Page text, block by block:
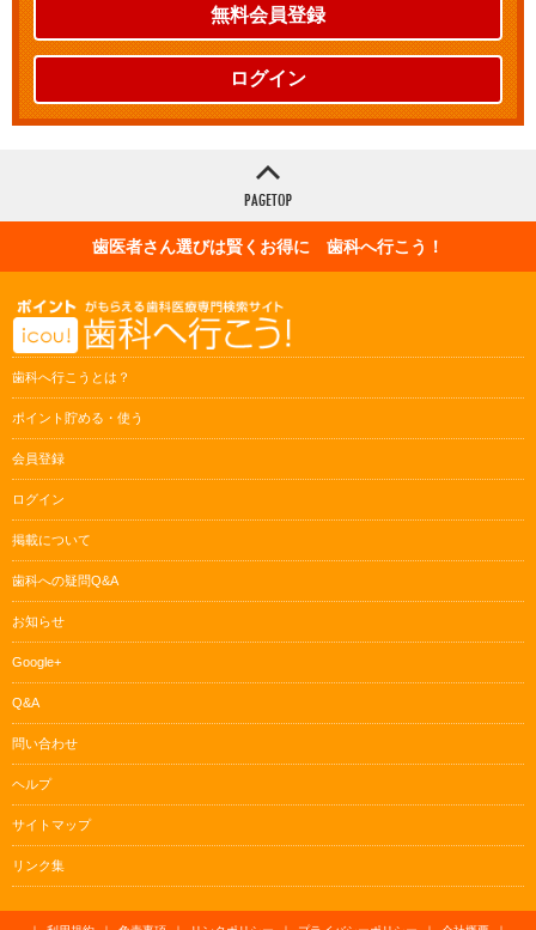
無料会員登録
ログイン
歯医者さん選びは賢くお得に 歯科へ行こう！
歯科へ行こうとは？
ポイント貯める・使う
会員登録
ログイン
掲載について
歯科への疑問Q&A
お知らせ
Google+
Q&A
問い合わせ
ヘルプ
サイトマップ
リンク集